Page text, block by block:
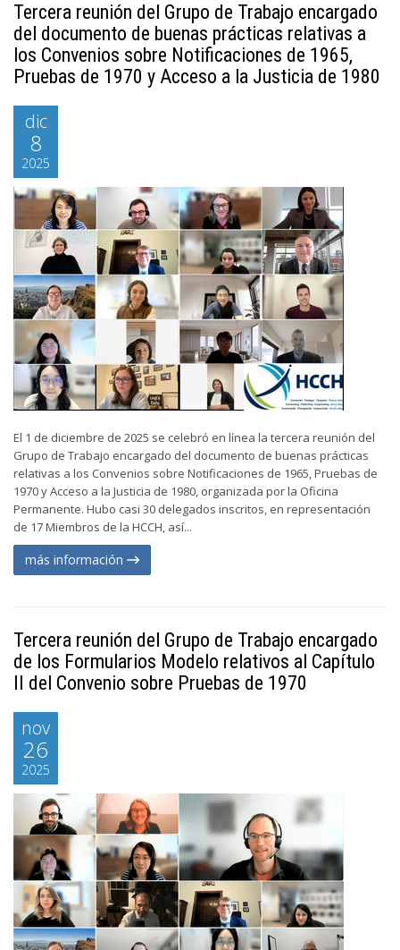
Tercera reunión del Grupo de Trabajo encargado
del documento de buenas prácticas relativas a
los Convenios sobre Notificaciones de 1965,
Pruebas de 1970 y Acceso a la Justicia de 1980
dic
8
2025
El 1 de diciembre de 2025 se celebró en línea la tercera reunión del
Grupo de Trabajo encargado del documento de buenas prácticas
relativas a los Convenios sobre Notificaciones de 1965, Pruebas de
1970 y Acceso a la Justicia de 1980, organizada por la Oficina
Permanente. Hubo casi 30 delegados inscritos, en representación
de 17 Miembros de la HCCH, así...
más información
Tercera reunión del Grupo de Trabajo encargado
de los Formularios Modelo relativos al Capítulo
II del Convenio sobre Pruebas de 1970
nov
26
2025